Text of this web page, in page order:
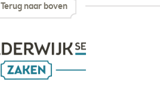
Terug naar boven